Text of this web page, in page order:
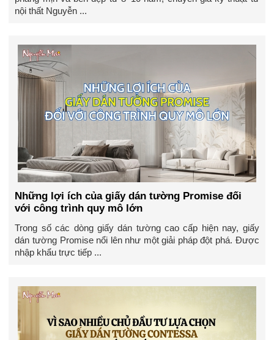
nội thất Nguyễn ...
Những lợi ích của giấy dán tường Promise đối
với công trình quy mô lớn
Trong số các dòng giấy dán tường cao cấp hiện nay, giấy
dán tường Promise nổi lên như một giải pháp đột phá. Được
nhập khẩu trực tiếp ...